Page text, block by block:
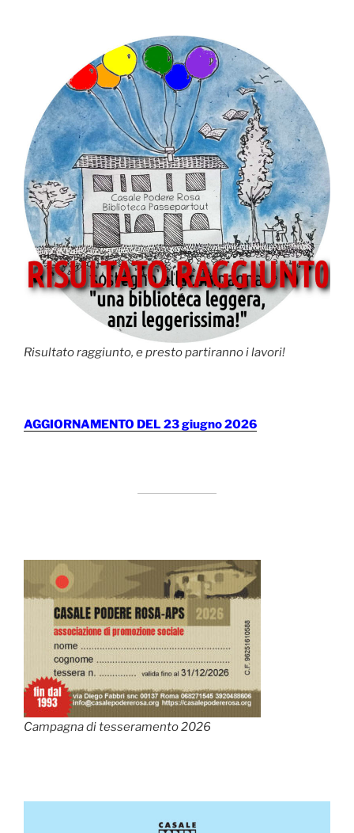
Risultato raggiunto, e presto partiranno i lavori!
AGGIORNAMENTO DEL 23 giugno 2026
Campagna di tesseramento 2026